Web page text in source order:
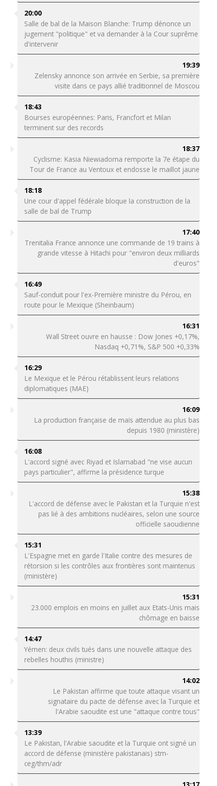
20:00
Salle de bal de la Maison Blanche: Trump dénonce un
jugement "politique" et va demander à la Cour suprême
d'intervenir
19:39
Zelensky annonce son arrivée en Serbie, sa première
visite dans ce pays allié traditionnel de Moscou
18:43
Bourses européennes: Paris, Francfort et Milan
terminent sur des records
18:37
Cyclisme: Kasia Niewiadoma remporte la 7e étape du
Tour de France au Ventoux et endosse le maillot jaune
18:18
Une cour d'appel fédérale bloque la construction de la
salle de bal de Trump
17:40
Trenitalia France annonce une commande de 19 trains à
grande vitesse à Hitachi pour "environ deux milliards
d'euros"
16:49
Sauf-conduit pour l'ex-Première ministre du Pérou, en
route pour le Mexique (Sheinbaum)
16:31
Wall Street ouvre en hausse : Dow Jones +0,17%,
Nasdaq +0,71%, S&P 500 +0,33%
16:29
Le Mexique et le Pérou rétablissent leurs relations
diplomatiques (MAE)
16:09
La production française de maïs attendue au plus bas
depuis 1980 (ministère)
16:08
L'accord signé avec Riyad et Islamabad "ne vise aucun
pays particulier", affirme la présidence turque
15:38
L'accord de défense avec le Pakistan et la Turquie n'est
pas lié à des ambitions nucléaires, selon une source
officielle saoudienne
15:31
L'Espagne met en garde l'Italie contre des mesures de
rétorsion si les contrôles aux frontières sont maintenus
(ministère)
15:31
23.000 emplois en moins en juillet aux Etats-Unis mais
chômage en baisse
14:47
Yémen: deux civils tués dans une nouvelle attaque des
rebelles houthis (ministre)
14:02
Le Pakistan affirme que toute attaque visant un
signataire du pacte de défense avec la Turquie et
l'Arabie saoudite est une "attaque contre tous"
13:39
Le Pakistan, l'Arabie saoudite et la Turquie ont signé un
accord de défense (ministère pakistanais) stm-
ceg/thm/adr